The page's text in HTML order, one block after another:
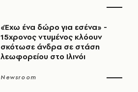
«Έχω ένα δώρο για εσένα» -
15χρονος ντυμένος κλόουν
σκότωσε άνδρα σε στάση
λεωφορείου στο Ιλινόι
Newsroom